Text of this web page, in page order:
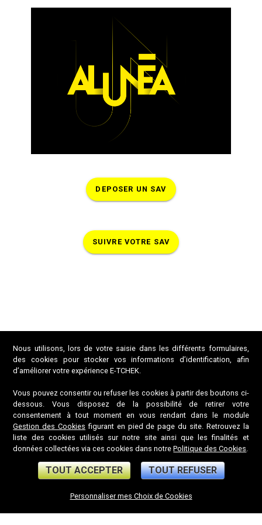
DEPOSER UN SAV
SUIVRE VOTRE SAV
Espace Pro
Mention légales - Données Personnelles-Politique Cookies - Gestion Cookies-CGU- E-TCHEK
Nous utilisons, lors de votre saisie dans les différents formulaires,
des cookies pour stocker vos informations d’identification, afin
d’améliorer votre expérience E-TCHEK.
Vous pouvez consentir ou refuser les cookies à partir des boutons ci-
dessous. Vous disposez de la possibilité de retirer votre
consentement à tout moment en vous rendant dans le module
Gestion des Cookies figurant en pied de page du site. Retrouvez la
liste des cookies utilisés sur notre site ainsi que les finalités et
données collectées via ces cookies dans notrePolitique des Cookies.
TOUT ACCEPTER TOUT REFUSER
Personnaliser mes Choix de Cookies